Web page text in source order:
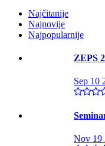
Najčitanije
Najnovije
Najpopularnije
ZEPS
Sep 10
Nov 19